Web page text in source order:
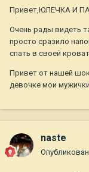
Привет,ЮЛЕЧКА И
Очень рады видеть
просто сразило
спать в своей
Привет от нашей
девочке мои
naste